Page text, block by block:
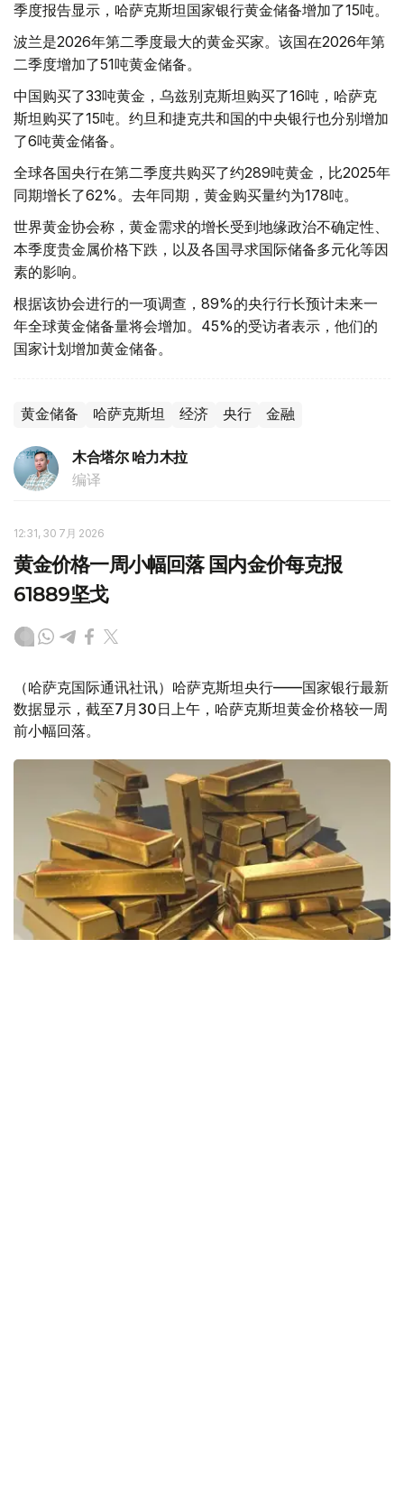
季度报告显示，哈萨克斯坦国家银行黄金储备增加了15吨。
波兰是2026年第二季度最大的黄金买家。该国在2026年第
二季度增加了51吨黄金储备。
中国购买了33吨黄金，乌兹别克斯坦购买了16吨，哈萨克
斯坦购买了15吨。约旦和捷克共和国的中央银行也分别增加
了6吨黄金储备。
全球各国央行在第二季度共购买了约289吨黄金，比2025年
同期增长了62%。去年同期，黄金购买量约为178吨。
世界黄金协会称，黄金需求的增长受到地缘政治不确定性、
本季度贵金属价格下跌，以及各国寻求国际储备多元化等因
素的影响。
根据该协会进行的一项调查，89%的央行行长预计未来一
年全球黄金储备量将会增加。45%的受访者表示，他们的
国家计划增加黄金储备。
黄金储备 哈萨克斯坦 经济 央行 金融
木合塔尔 哈力木拉
编译
12:31, 30 7月 2026
黄金价格一周小幅回落 国内金价每克报
61889坚戈
（哈萨克国际通讯社讯）哈萨克斯坦央行——国家银行最新
数据显示，截至7月30日上午，哈萨克斯坦黄金价格较一周
前小幅回落。